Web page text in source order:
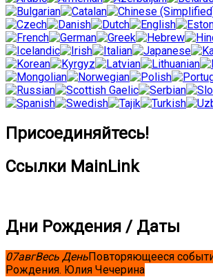
Присоединяйтесь!
Ссылки MainLink
Дни Рождения / Даты
07авгВесь ДеньПовторяющееся
Рождения. Юлия Чечерина